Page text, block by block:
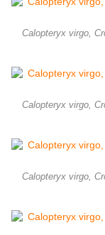
Calopteryx virgo,
Calopteryx virgo,
Calopteryx virgo,